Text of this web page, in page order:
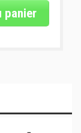
panier